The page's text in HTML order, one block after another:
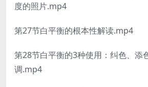
度的照片.mp4
第27节白平衡的根本性解读.mp4
第28节白平衡的3种使用：纠色、添
调.mp4